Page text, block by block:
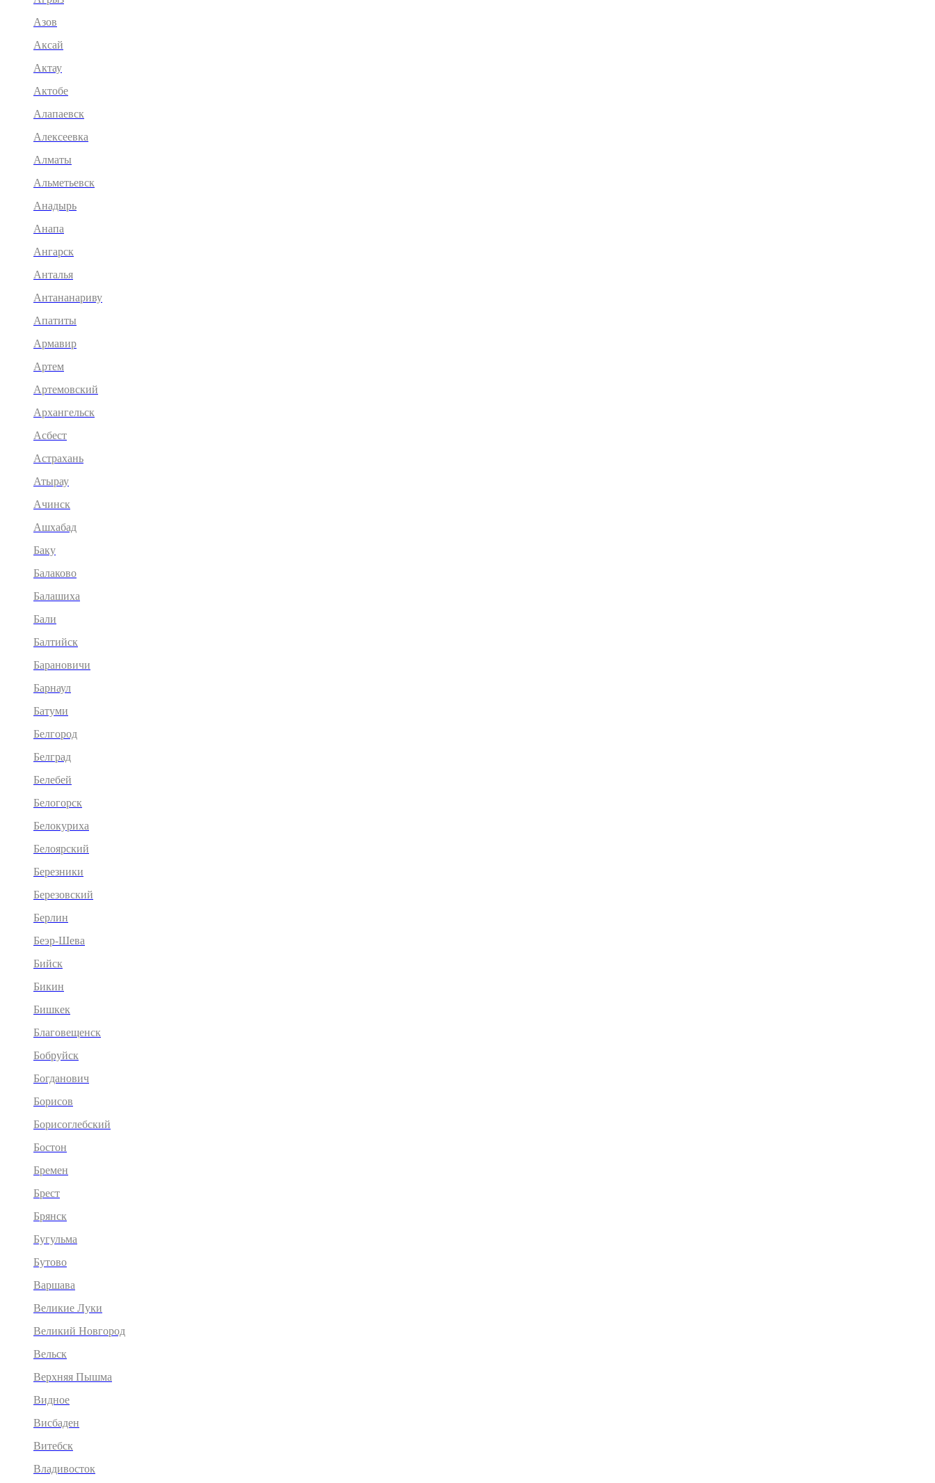
Азов
Аксай
Актау
Актобе
Алапаевск
Алексеевка
Алматы
Альметьевск
Анадырь
Анапа
Ангарск
Анталья
Антананариву
Апатиты
Армавир
Артем
Артемовский
Архангельск
Асбест
Астрахань
Атырау
Ачинск
Ашхабад
Баку
Балаково
Балашиха
Бали
Балтийск
Барановичи
Барнаул
Батуми
Белгород
Белград
Белебей
Белогорск
Белокуриха
Белоярский
Березники
Березовский
Берлин
Беэр-Шева
Бийск
Бикин
Бишкек
Благовещенск
Бобруйск
Богданович
Борисов
Борисоглебский
Бостон
Бремен
Брест
Брянск
Бугульма
Бутово
Варшава
Великие Луки
Великий Новгород
Вельск
Верхняя Пышма
Видное
Висбаден
Витебск
Владивосток